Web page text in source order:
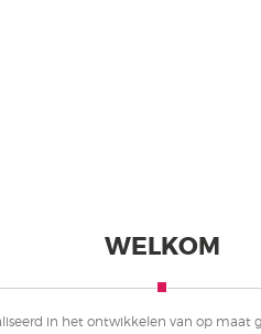
WELKOM
in het ontwikkelen van op maat